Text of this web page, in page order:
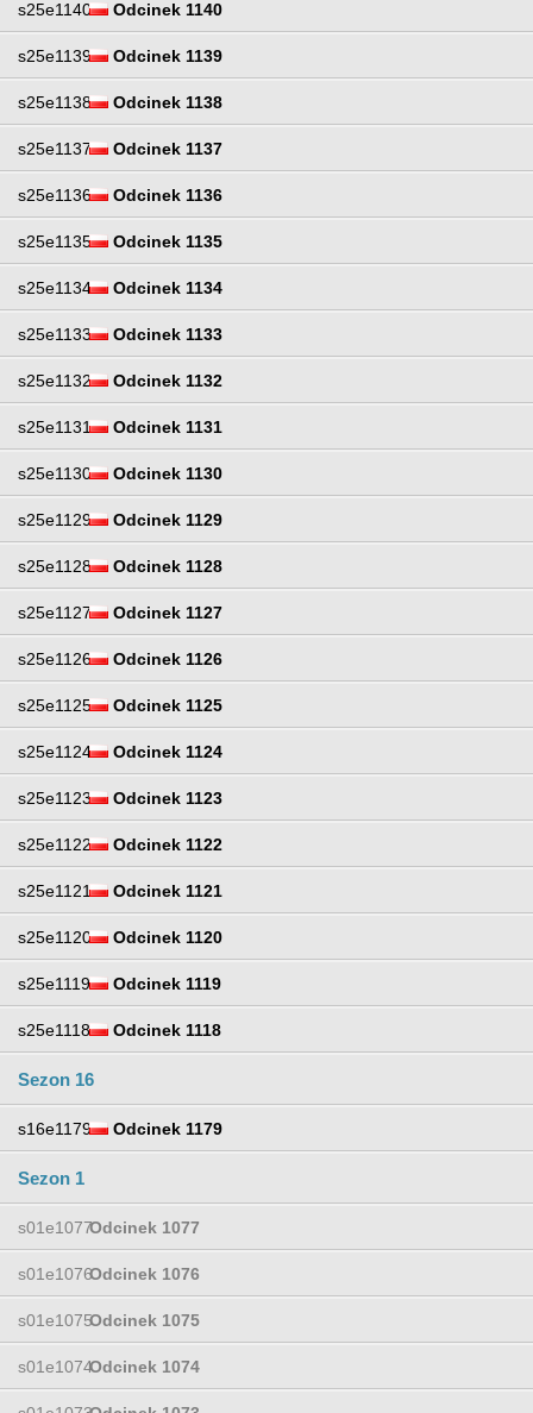
s25e1140 Odcinek 1140
s25e1139 Odcinek 1139
s25e1138 Odcinek 1138
s25e1137 Odcinek 1137
s25e1136 Odcinek 1136
s25e1135 Odcinek 1135
s25e1134 Odcinek 1134
s25e1133 Odcinek 1133
s25e1132 Odcinek 1132
s25e1131 Odcinek 1131
s25e1130 Odcinek 1130
s25e1129 Odcinek 1129
s25e1128 Odcinek 1128
s25e1127 Odcinek 1127
s25e1126 Odcinek 1126
s25e1125 Odcinek 1125
s25e1124 Odcinek 1124
s25e1123 Odcinek 1123
s25e1122 Odcinek 1122
s25e1121 Odcinek 1121
s25e1120 Odcinek 1120
s25e1119 Odcinek 1119
s25e1118 Odcinek 1118
Sezon 16
s16e1179 Odcinek 1179
Sezon 1
s01e1077Odcinek 1077
s01e1076Odcinek 1076
s01e1075Odcinek 1075
s01e1074Odcinek 1074